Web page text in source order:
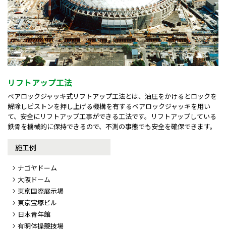
リフトアップ工法
ベアロックジャッキ式リフトアップ工法とは、油圧をかけるとロックを
解除しピストンを押し上げる機構を有するベアロックジャッキを用い
て、安全にリフトアップ工事ができる工法です。リフトアップしている
鉄骨を機械的に保持できるので、不測の事態でも安全を確保できます。
施工例
ナゴヤドーム
大阪ドーム
東京国際展示場
東京宝塚ビル
日本青年館
有明体操競技場